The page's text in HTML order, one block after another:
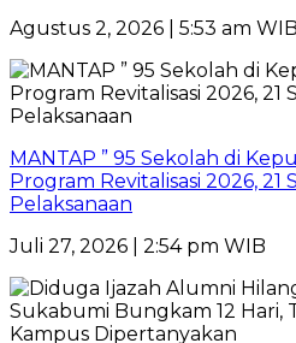
Agustus 2, 2026 | 5:53 am WIB
MANTAP ” 95 Sekolah di
Program Revitalisasi 2026, 21
Pelaksanaan
Juli 27, 2026 | 2:54 pm WIB